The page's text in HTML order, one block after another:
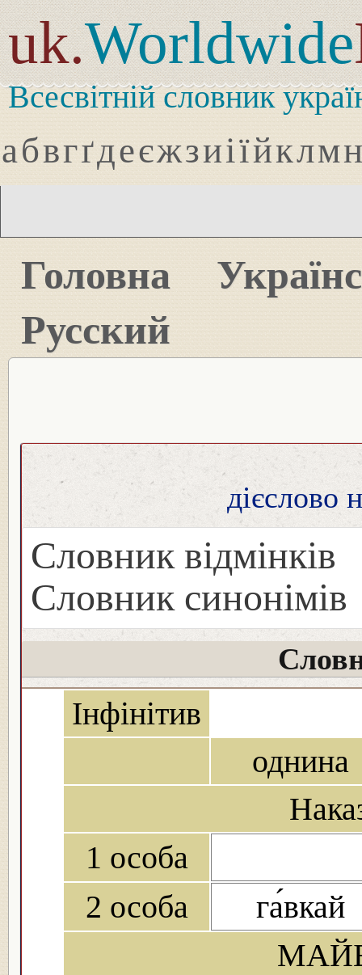
uk.Worldwide
Всесвітній словник
абвгґдеєжзиіїйклмн
Головна
Русский
дієслово
Словник відмінків
Словник синонімів
Інфінітив
однина
1 особа
2 особа
га́вкай